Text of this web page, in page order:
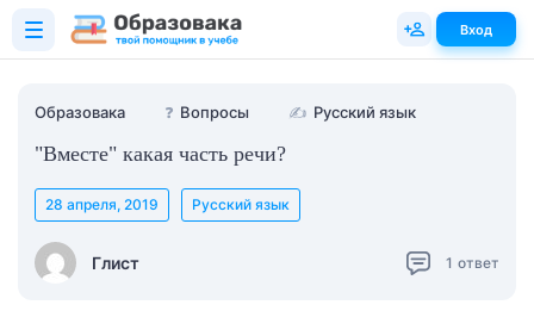
Образовака ❓ Вопросы ✍ Русский язык
"Вместе" какая часть речи?
Глист
28 апреля, 2019 Русский язык
1 ответ
Вход